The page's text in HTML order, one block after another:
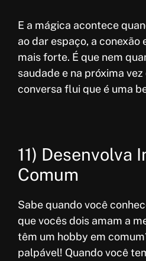
E a mágica acontece
ao dar espaço, a
mais forte. É que nem
saudade e na próxima
conversa flui que é uma
11) Desenvolva
Comum
Sabe quando você
que vocês dois amam a
têm um hobby em
palpável! Quando você